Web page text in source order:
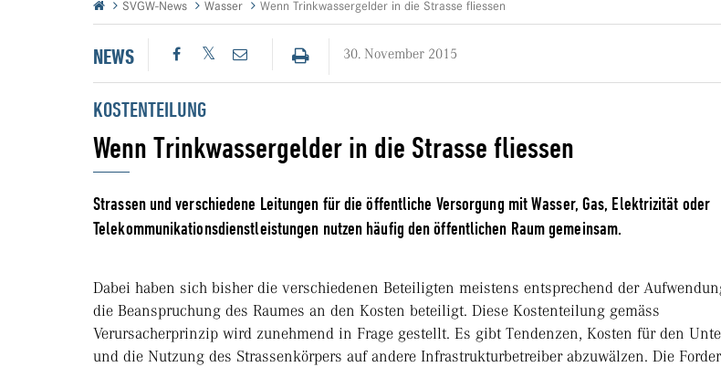
SVGW-News Wasser Wenn Trinkwassergelder in die Strasse fliessen
NEWS 30. November 2015
KOSTENTEILUNG
Wenn Trinkwassergelder in die Strasse fliessen
Strassen und verschiedene Leitungen für die öffentliche Versorgung mit Wasser, Gas, Elektrizität oder
Telekommunikationsdienstleistungen nutzen häufig den öffentlichen Raum gemeinsam.
Dabei haben sich bisher die verschiedenen Beteiligten meistens entsprechend der
die Beanspruchung des Raumes an den Kosten beteiligt. Diese Kostenteilung gemäss
Verursacherprinzip wird zunehmend in Frage gestellt. Es gibt Tendenzen, Kosten für den
und die Nutzung des Strassenkörpers auf andere Infrastrukturbetreiber abzuwälzen. Die